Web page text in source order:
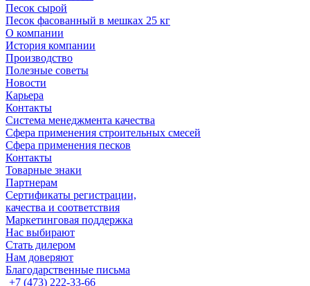
Песок сырой
Песок фасованный в мешках 25 кг
О компании
История компании
Производство
Полезные советы
Новости
Карьера
Контакты
Система менеджмента качества
Сфера применения строительных смесей
Сфера применения песков
Контакты
Товарные знаки
Партнерам
Сертификаты регистрации,
качества и соответствия
Маркетинговая поддержка
Нас выбирают
Стать дилером
Нам доверяют
Благодарственные письма
+7 (473) 222-33-66